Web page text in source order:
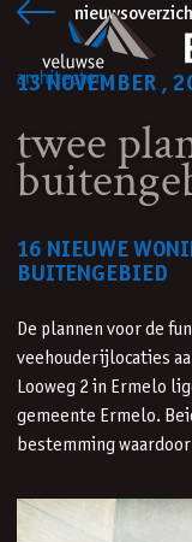
Ga naar inhoud
13 NOVEMBER ,
twee
16 NIEUWE
BUITENGEBIED
De plannen voor de
veehouderijlocaties
Looweg 2 in Ermelo
gemeente Ermelo.
bestemming